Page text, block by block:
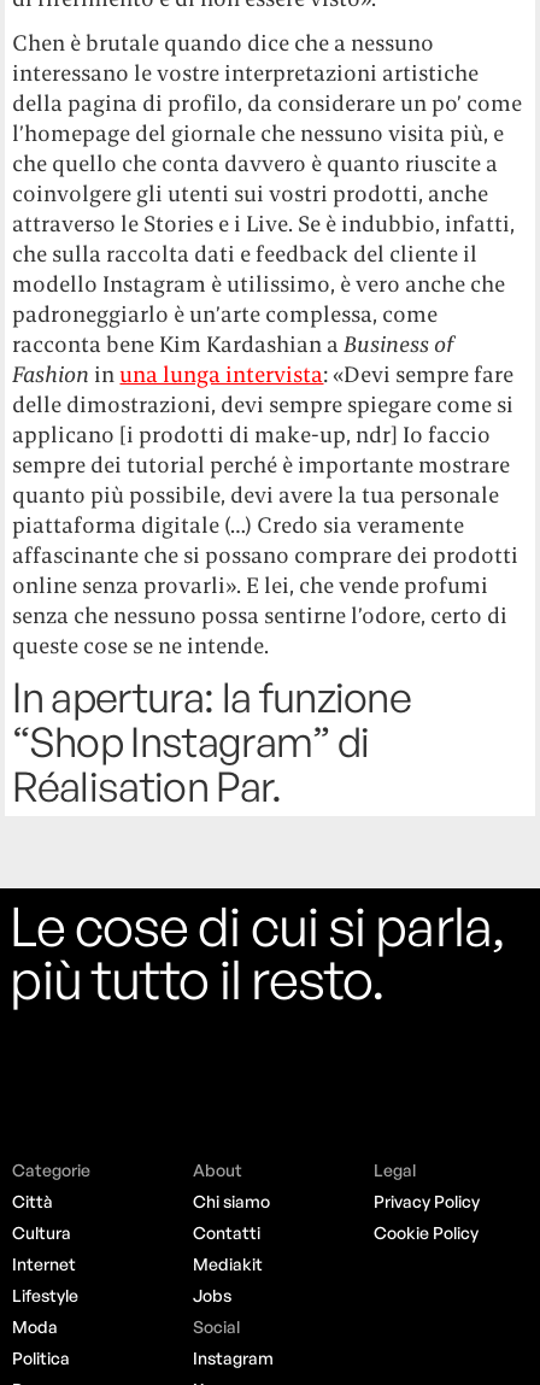
Chen è brutale quando dice che a nessuno
interessano le vostre interpretazioni artistiche
della pagina di profilo, da considerare un po’ come
l’homepage del giornale che nessuno visita più, e
che quello che conta davvero è quanto riuscite a
coinvolgere gli utenti sui vostri prodotti, anche
attraverso le Stories e i Live. Se è indubbio, infatti,
che sulla raccolta dati e feedback del cliente il
modello Instagram è utilissimo, è vero anche che
padroneggiarlo è un’arte complessa, come
racconta bene Kim Kardashian aBusiness of
Fashion inuna lunga intervista: «Devi sempre fare
delle dimostrazioni, devi sempre spiegare come si
applicano [i prodotti di make-up, ndr] Io faccio
sempre dei tutorial perché è importante mostrare
quanto più possibile, devi avere la tua personale
piattaforma digitale (…) Credo sia veramente
affascinante che si possano comprare dei prodotti
online senza provarli». E lei, che vende profumi
senza che nessuno possa sentirne l’odore, certo di
queste cose se ne intende.
In apertura: la funzione
“Shop Instagram” di
Réalisation Par.
Le cose di cui si parla,
più tutto il resto.
Categorie
Città
Cultura
Internet
Lifestyle
Moda
Politica
About
Chi siamo
Contatti
Mediakit
Jobs
Social
Instagram
Legal
Privacy Policy
Cookie Policy